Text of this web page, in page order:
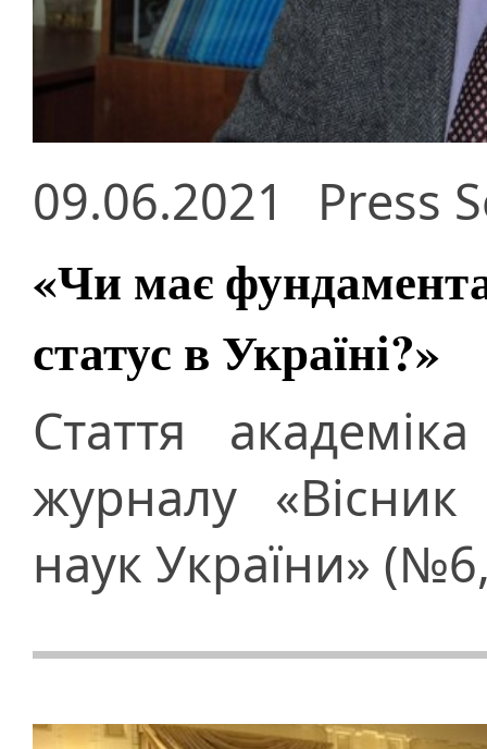
09.06.2021 Press
«Чи має
статус в Україні?»
Стаття
журналу «Вісник
наук України»